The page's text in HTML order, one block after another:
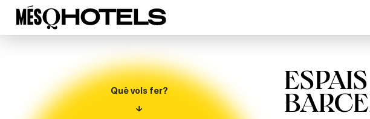
Què vols fer?